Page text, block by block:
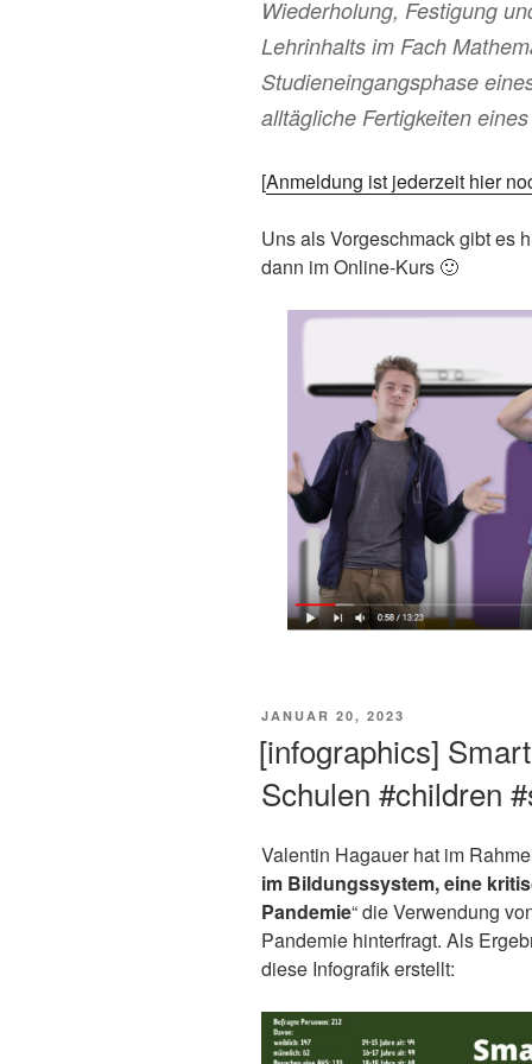
Wiederholung, Festigung
Lehrinhalts im Fach
Studieneingangsphase
alltägliche Fertigkeiten
[Anmeldung ist jederzeit hier
Uns als Vorgeschmack gibt es
dann im Online-Kurs 🙂
VERÖFFENTLICHT
JANUAR 20, 2023
[infographics]
Schulen #children
Valentin Hagauer hat im
im Bildungssystem, eine
Pandemie“ die Verwendung
Pandemie hinterfragt. Als
diese Infografik erstellt: